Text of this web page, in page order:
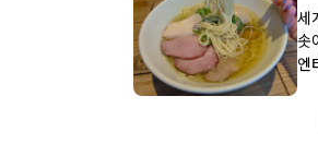
세
솟
엔